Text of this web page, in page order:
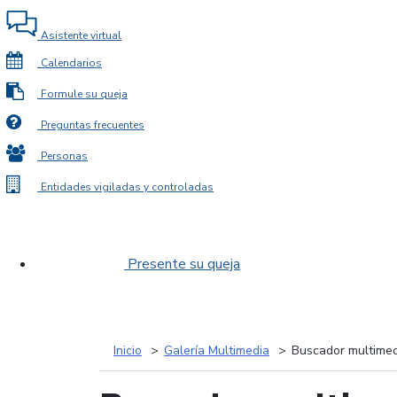
Asistente virtual
Calendarios
Formule su queja
Preguntas frecuentes
Personas
Entidades vigiladas y controladas
Presente su queja
Inicio Galería Multimedia Buscador